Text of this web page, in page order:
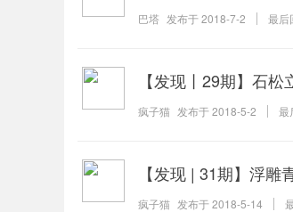
巴塔 发布于2018-7-2 最后
【发现丨29期】石松
疯子猫 发布于2018-5-2 最
【发现 | 31期】浮雕
疯子猫 发布于2018-5-14